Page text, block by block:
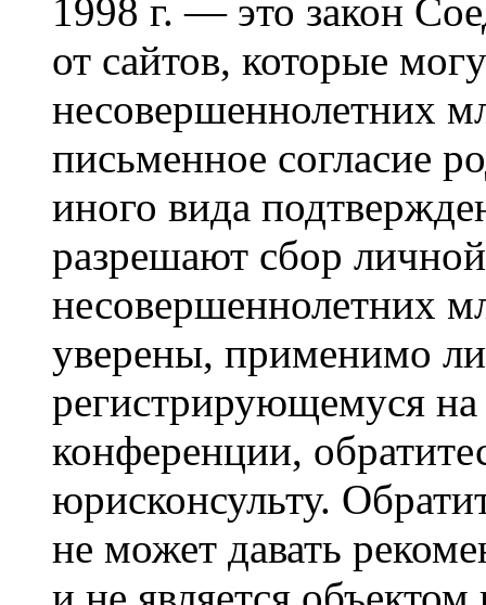
1998 г. — это закон
от сайтов, которые
несовершеннолетних
письменное согласие
иного вида
разрешают сбор
несовершеннолетних
уверены, применимо
регистрирующемуся
конференции,
юрисконсульту.
не может давать